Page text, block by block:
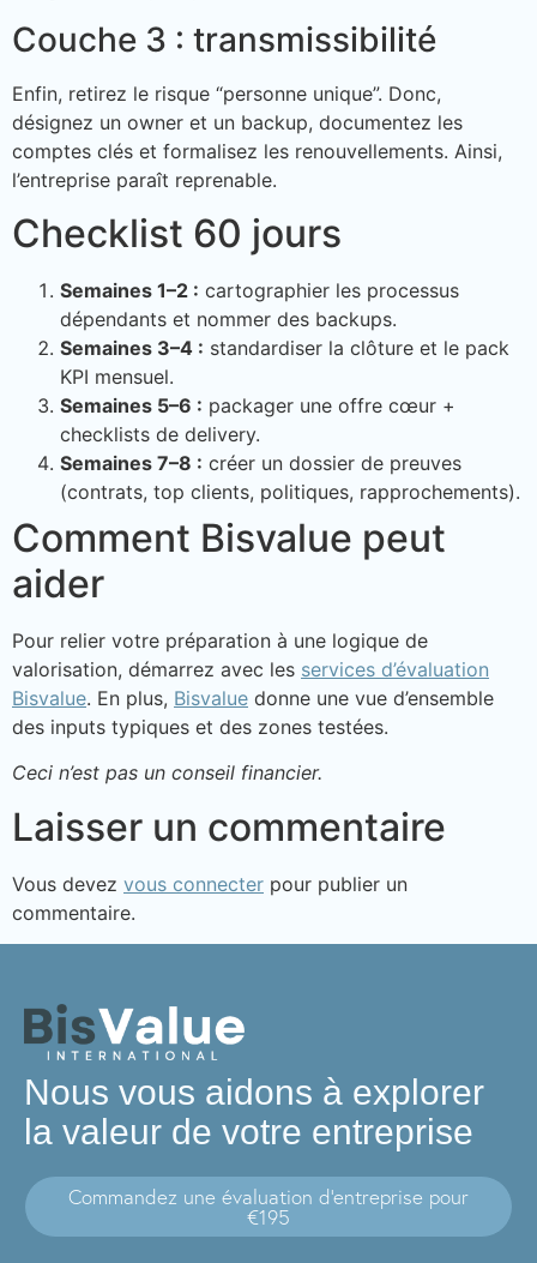
Couche 3 : transmissibilité
Enfin, retirez le risque “personne unique”. Donc,
désignez un owner et un backup, documentez les
comptes clés et formalisez les renouvellements. Ainsi,
l’entreprise paraît reprenable.
Checklist 60 jours
Semaines 1–2 : cartographier les processus
dépendants et nommer des backups.
Semaines 3–4 : standardiser la clôture et le pack
KPI mensuel.
Semaines 5–6 : packager une offre cœur +
checklists de delivery.
Semaines 7–8 : créer un dossier de preuves
(contrats, top clients, politiques, rapprochements).
Comment Bisvalue peut
aider
Pour relier votre préparation à une logique de
valorisation, démarrez avec les services d’évaluation
Bisvalue. En plus, Bisvalue donne une vue d’ensemble
des inputs typiques et des zones testées.
Ceci n’est pas un conseil financier.
Laisser un commentaire
Vous devez vous connecter pour publier un
commentaire.
Nous vous aidons à explorer
la valeur de votre entreprise
Commandez une évaluation d'entreprise pour
€195